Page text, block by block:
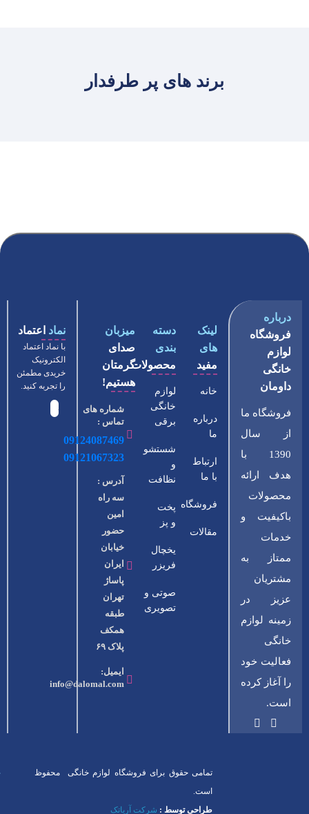
برند های پر طرفدار
درباره
فروشگاه
لوازم
خانگی
داومان
فروشگاه ما
از سال
1390 با
هدف ارائه
محصولات
باکیفیت و
خدمات
ممتاز به
مشتریان
عزیز در
زمینه لوازم
خانگی
فعالیت خود
را آغاز کرده
است.
لینک
های
مفید
خانه
درباره
ما
ارتباط
با ما
فروشگاه
مقالات
دسته
بندی
محصولات
لوازم
خانگی
برقی
شستشو
و
نظافت
پخت
و پز
یخچال
فریزر
صوتی و
تصویری
میزبان
صدای
گرمتان
هستیم!
شماره های
تماس :
09124087469
09121067323
آدرس :
سه راه
امین
حضور
خیابان
ایران
پاساژ
تهران
طبقه
همکف
پلاک ۶۹
ایمیل:
info@dalomal.com
نماد اعتماد
با نماد اعتماد
الکترونیک
خریدی مطمئن
را تجربه کنید.
تمامی حقوق برای فروشگاه لوازم خانگی محفوظ
است.
طراحی توسط : شرکت آریاتک